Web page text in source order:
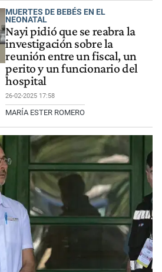
MUERTES DE BEBÉS EN EL
NEONATAL
Nayi pidió que se reabra la
investigación sobre la
reunión entre un fiscal, un
perito y un funcionario del
hospital
26-02-2025 17:58
MARÍA ESTER ROMERO